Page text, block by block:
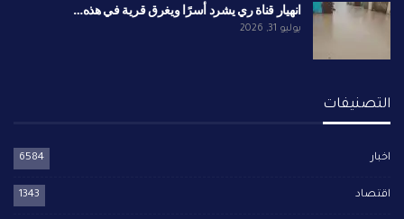
انهيار قناة ري يشرد أسرًا ويغرق قرية في هذه…
يوليو 31, 2026
التصنيفات
اخبار 6584
اقتصاد 1343